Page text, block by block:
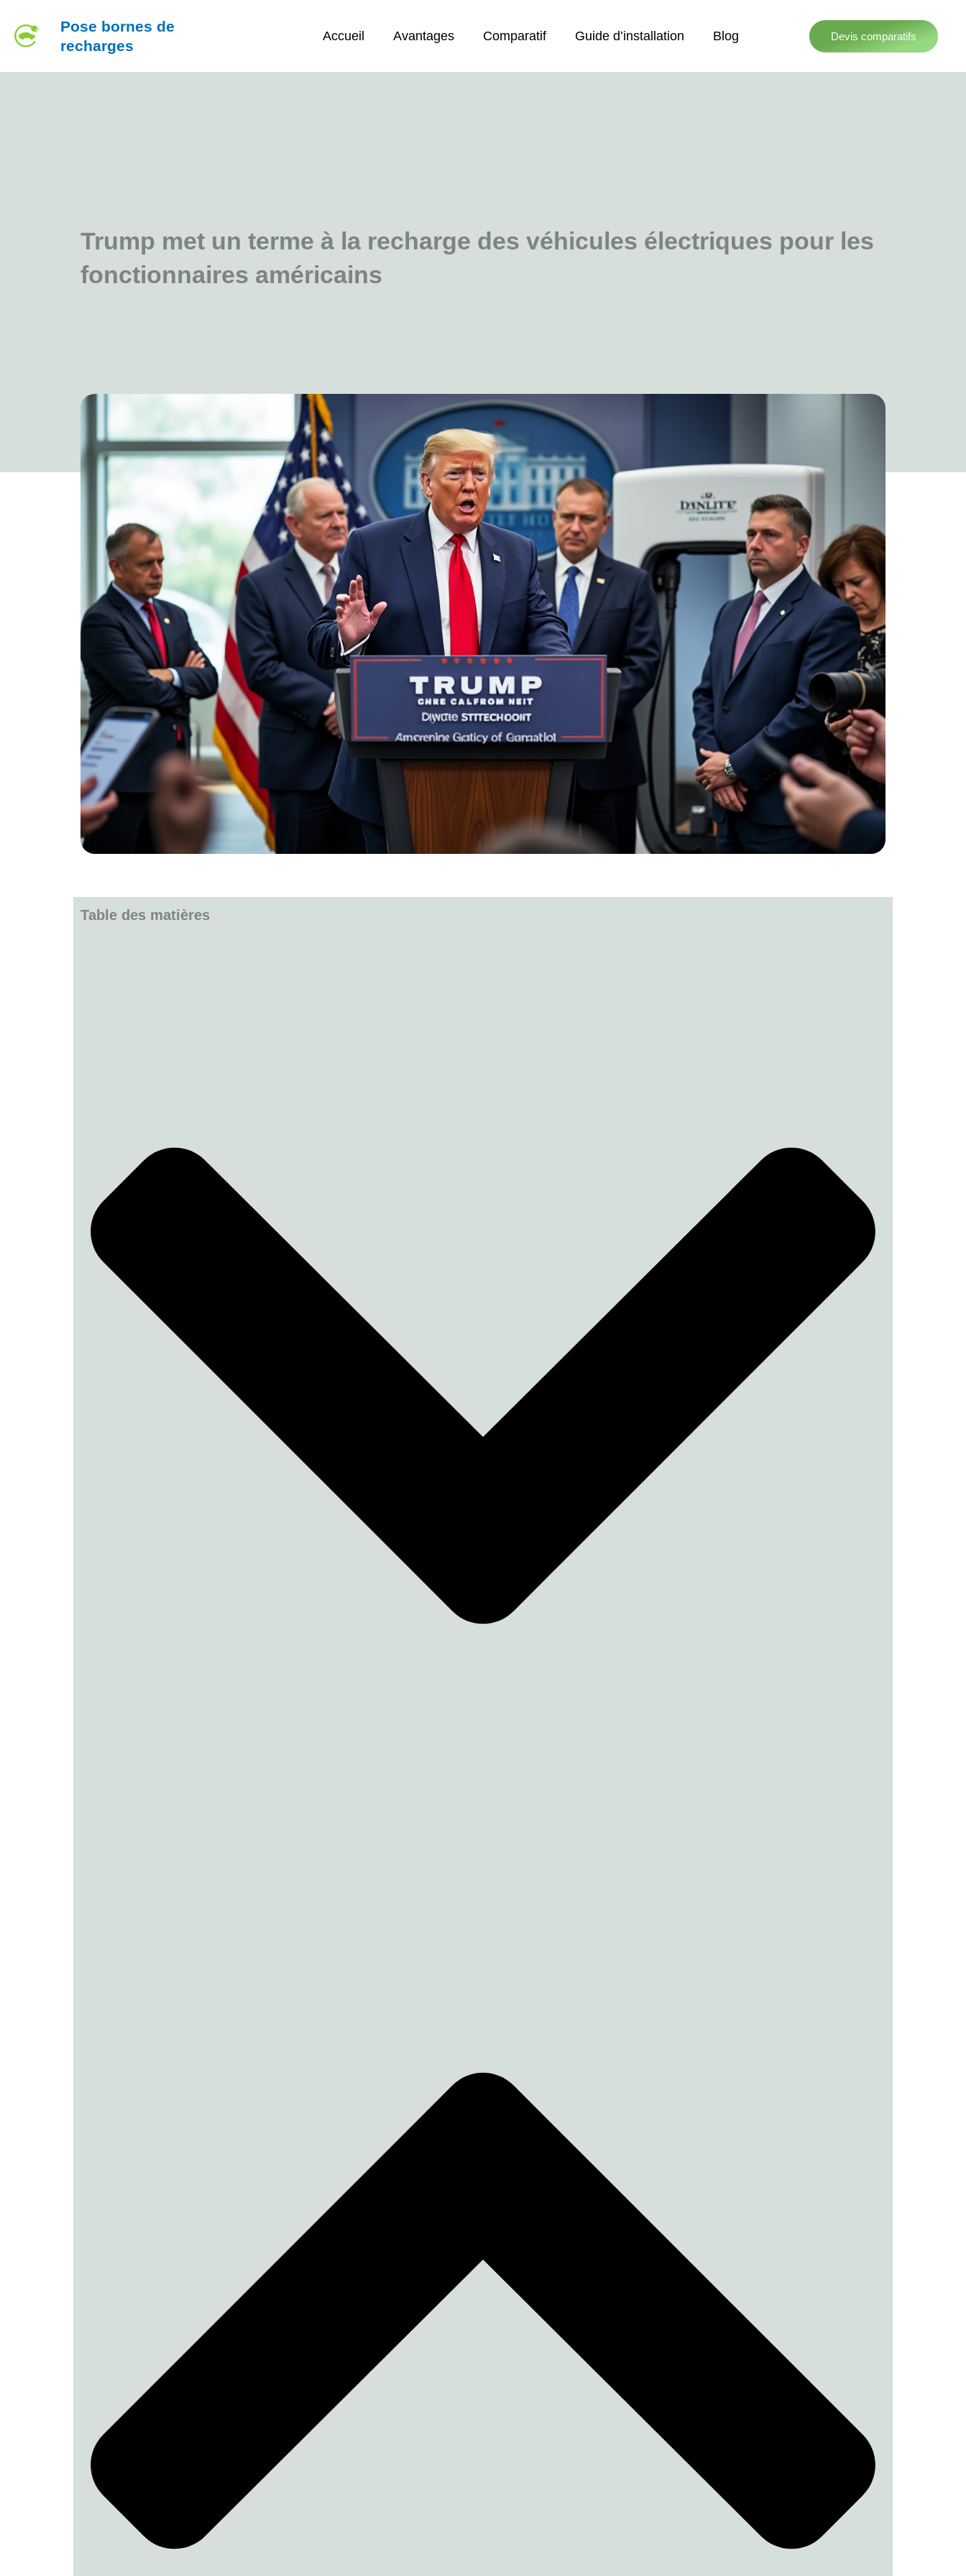
contenu
Pose bornes de
recharges
Accueil Avantages Comparatif Guide d’installation Blog Devis comparatifs
Trump met un terme à la recharge des véhicules électriques pour les
fonctionnaires américains
Table des matières